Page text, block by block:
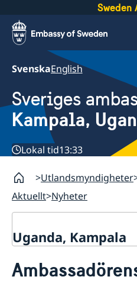
Sweden
SvenskaEnglish
Sveriges
Kampala,
Lokal tid13:33
Utlandsmyndigheter
Aktuellt Nyheter
Uganda, Kampala
Om oss